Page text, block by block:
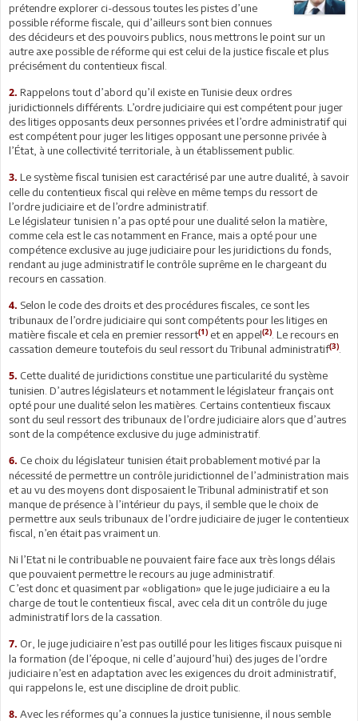
prétendre explorer ci-dessous toutes les pistes d’une
possible réforme fiscale, qui d’ailleurs sont bien connues
des décideurs et des pouvoirs publics, nous mettrons le point sur un
autre axe possible de réforme qui est celui de la justice fiscale et plus
précisément du contentieux fiscal.
2. Rappelons tout d’abord qu’il existe en Tunisie deux ordres
juridictionnels différents. L’ordre judiciaire qui est compétent pour juger
des litiges opposants deux personnes privées et l’ordre administratif qui
est compétent pour juger les litiges opposant une personne privée à
l’État, à une collectivité territoriale, à un établissement public.
3. Le système fiscal tunisien est caractérisé par une autre dualité, à savoir
celle du contentieux fiscal qui relève en même temps du ressort de
l’ordre judiciaire et de l’ordre administratif.
Le législateur tunisien n’a pas opté pour une dualité selon la matière,
comme cela est le cas notamment en France, mais a opté pour une
compétence exclusive au juge judiciaire pour les juridictions du fonds,
rendant au juge administratif le contrôle suprême en le chargeant du
recours en cassation.
4. Selon le code des droits et des procédures fiscales, ce sont les
tribunaux de l’ordre judiciaire qui sont compétents pour les litiges en
matière fiscale et cela en premier ressort(1) et en appel(2) . Le recours en
cassation demeure toutefois du seul ressort du Tribunal administratif(3)
5. Cette dualité de juridictions constitue une particularité du système
tunisien. D’autres législateurs et notamment le législateur français ont
opté pour une dualité selon les matières. Certains contentieux fiscaux
sont du seul ressort des tribunaux de l’ordre judiciaire alors que d’autres
sont de la compétence exclusive du juge administratif.
6. Ce choix du législateur tunisien était probablement motivé par la
nécessité de permettre un contrôle juridictionnel de l’administration mais
et au vu des moyens dont disposaient le Tribunal administratif et son
manque de présence à l’intérieur du pays, il semble que le choix de
permettre aux seuls tribunaux de l’ordre judiciaire de juger le contentieux
fiscal, n’en était pas vraiment un.
Ni l’Etat ni le contribuable ne pouvaient faire face aux très longs délais
que pouvaient permettre le recours au juge administratif.
C’est donc et quasiment par «obligation» que le juge judiciaire a eu la
charge de tout le contentieux fiscal, avec cela dit un contrôle du juge
administratif lors de la cassation.
7. Or, le juge judiciaire n’est pas outillé pour les litiges fiscaux puisque ni
la formation (de l’époque, ni celle d’aujourd’hui) des juges de l’ordre
judiciaire n’est en adaptation avec les exigences du droit administratif,
qui rappelons le, est une discipline de droit public.
8. Avec les réformes qu’a connues la justice tunisienne, il nous semble